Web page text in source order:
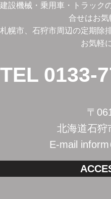
建設機械・乗用車・トラック
合せはお気
札幌市、石狩市周辺の定期除
お気軽
TEL 0133-
〒
北海道石狩
E-mail